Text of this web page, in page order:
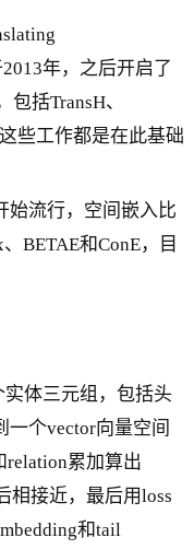
年，之后开启了
括TransH、
些工作都是在此基础
始流行，空间嵌入比
BETAE和ConE，目
实体三元组，包括头
一个vector向量空间
relation累加算出
相接近，最后用loss
和tail